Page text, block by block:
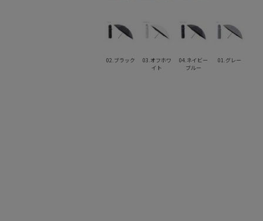
02.ブラック
03.オフホワ
イト
04.ネイビー
ブルー
01.グレー